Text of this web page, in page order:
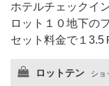
ホテルチェックイ
ロット１０地下の
セット料金で１3.5
ロットテン ショ